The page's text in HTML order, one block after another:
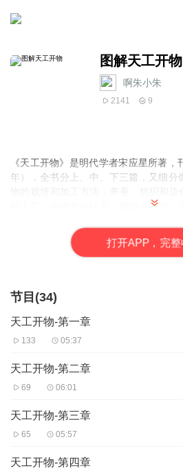
图解天工开物
啊朱小朱
2141 9
《天工开物》是明代学者宋应星所著
年），全书分上、中、下三篇，又细分
的工艺。中篇包括砖瓦、陶瓷的制作，
下篇则主要集中于矿物的开采和冶炼，
生产，以及宝石的采集加工等。《天
和染色的技术，以及制盐、造糖的工艺
作，舟车的制造，金属的铸锻，煤炭、
制，以及榨油、造纸方法等。下篇则主
兵器的制造，颜料、酒曲的生产，以及
生动细节留存了丰富的古代科技史料。
书，曾流传于日本及欧洲各国，引起极
祖”。本书为原著的白话编译本，文字
文物、绘画以及准确逼真的彩色手绘植
翔实再现各行业生产过程的着色版画则
生活的一次全景展示。
打开APP，完
节目(34)
天工开物-第一章
133 05:37
天工开物-第二章
69 06:01
天工开物-第三章
65 05:57
天工开物-第四章